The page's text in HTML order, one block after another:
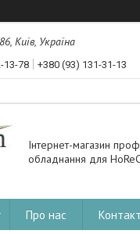
Київ, Україна
13-78 +380 (93) 131-31-13
Інтернет-магазин
обладнання для
Про нас